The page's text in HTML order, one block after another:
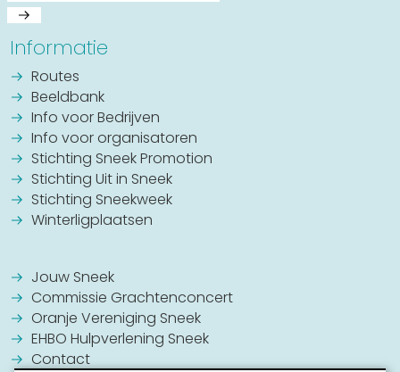
Informatie
Routes
Beeldbank
Info voor Bedrijven
Info voor organisatoren
Stichting Sneek Promotion
Stichting Uit in Sneek
Stichting Sneekweek
Winterligplaatsen
Jouw Sneek
Commissie Grachtenconcert
Oranje Vereniging Sneek
EHBO Hulpverlening Sneek
Contact